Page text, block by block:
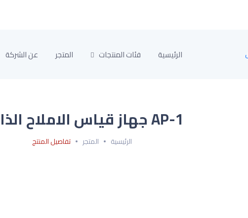
الرئيسية فئات المنتجات المتجر عن الشركة
AP-1 جهاز قياس الاملاح الذائبة
الرئيسية المتجر تفاصيل المنتج